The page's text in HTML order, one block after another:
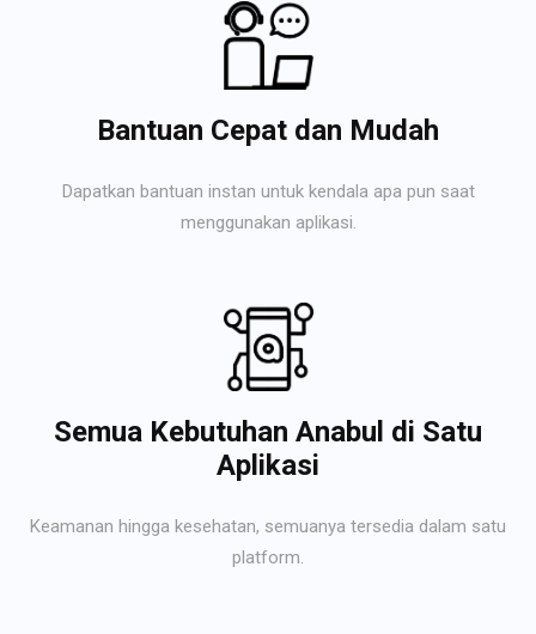
Bantuan Cepat dan Mudah
Dapatkan bantuan instan untuk kendala apa pun saat
menggunakan aplikasi.
Semua Kebutuhan Anabul di Satu
Aplikasi
Keamanan hingga kesehatan, semuanya tersedia dalam satu
platform.